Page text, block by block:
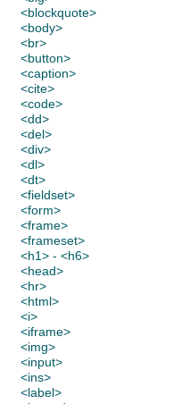
<blockquote>
<body>
<br>
<button>
<caption>
<cite>
<code>
<dd>
<del>
<div>
<dl>
<dt>
<fieldset>
<form>
<frame>
<frameset>
<h1> - <h6>
<head>
<hr>
<html>
<i>
<iframe>
<img>
<input>
<ins>
<label>